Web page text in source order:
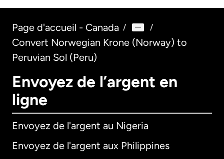
Page d'accueil - Canada / /
Convert Norwegian Krone (Norway) to
Peruvian Sol (Peru)
Envoyez de l’argent en
ligne
Envoyez de l'argent au Nigeria
Envoyez de l'argent aux Philippines